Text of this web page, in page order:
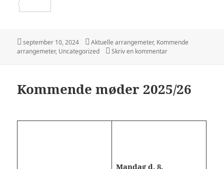
r
Udgivet
i
september 10, 2024 Kategorier
Aktuelle arrangemeter, Kommende
arrangemeter, Uncategorized Skriv en kommentartil Medlemmernes
Kommende møder 2025/26
Mandag d. 8.